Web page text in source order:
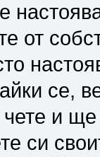
от
се,
и ще
си